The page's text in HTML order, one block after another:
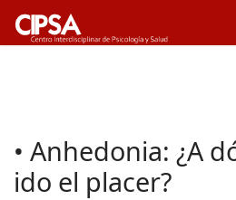
• Anhedonia: ¿A
ido el placer?